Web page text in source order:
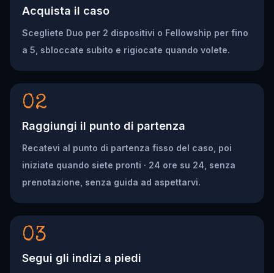
Acquista il caso
Scegliete Duo per 2 dispositivi o Fellowship per fino
a 5, sbloccate subito e rigiocate quando volete.
02
Raggiungi il punto di partenza
Recatevi al punto di partenza fisso del caso, poi
iniziate quando siete pronti · 24 ore su 24, senza
prenotazione, senza guida ad aspettarvi.
03
Segui gli indizi a piedi